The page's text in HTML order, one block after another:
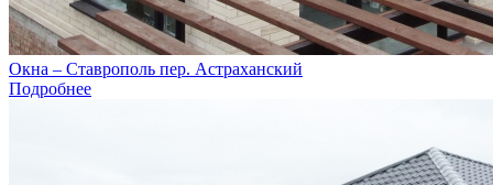
Окна – Ставрополь пер. Астраханский
Подробнее